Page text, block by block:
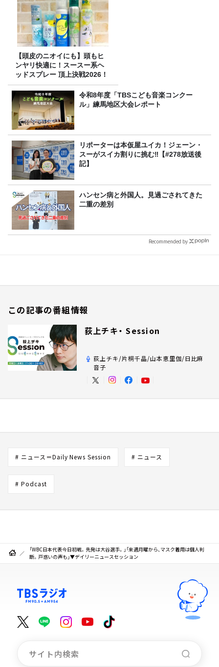
【頭皮のニオイにも】頭もヒ
ンヤリ快適に！スースー系ヘ
ッドスプレー 頂上決戦2026！
令和8年度「TBSこども音楽コンクー
ル」練馬地区大会レポート
リポーターは本仮屋ユイカ！ジェーン・
スーがスイカ割りに挑む‼【#278放送後
記】
ハンセン病と外国人。見過ごされてきた
二重の差別
Recommended by
この記事の番組情報
荻上チキ・ Session
荻上チキ/片桐千晶/山本恵里伽/日比麻
音子
# ニュース＝Daily News Session # ニュース
# Podcast
「WBC日本代表今日初戦。先発は大谷選手。」「来週月曜から、マスク着用は個人判
断。戸惑いの声も」▼デイリーニュースセッション